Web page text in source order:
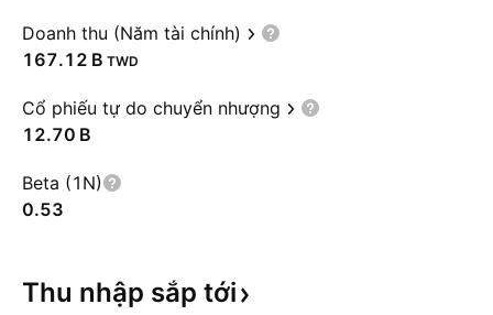
Doanh thu (Năm tài chính)
‪167.12 B‬ TWD
Cổ phiếu tự do chuyển nhượng
‪12.70 B‬
Beta (1N)
0.53
Thu nhập sắp tới